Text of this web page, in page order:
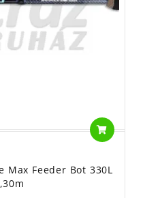
Max Feeder Bot 330L